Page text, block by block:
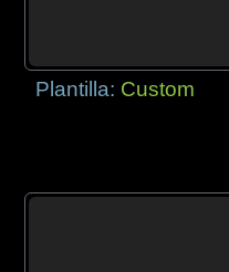
Plantilla: Custom